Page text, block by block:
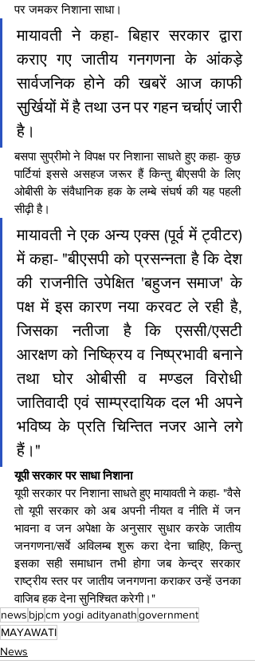
पर जमकर निशाना साधा।
मायावती ने कहा- बिहार सरकार द्वारा
कराए गए जातीय गनगणना के आंकड़े
सार्वजनिक होने की खबरें आज काफी
सुर्खियों में है तथा उन पर गहन चर्चाएं जारी
है।
बसपा सुप्रीमो ने विपक्ष पर निशाना साधते हुए कहा- कुछ
पार्टियां इससे असहज जरूर हैं किन्तु बीएसपी के लिए
ओबीसी के संवैधानिक हक के लम्बे संघर्ष की यह पहली
सीढ़ी है।
मायावती ने एक अन्य एक्स (पूर्व में ट्वीटर)
में कहा- "बीएसपी को प्रसन्नता है कि देश
की राजनीति उपेक्षित 'बहुजन समाज' के
पक्ष में इस कारण नया करवट ले रही है,
जिसका नतीजा है कि एससी/एसटी
आरक्षण को निष्क्रिय व निष्प्रभावी बनाने
तथा घोर ओबीसी व मण्डल विरोधी
जातिवादी एवं साम्प्रदायिक दल भी अपने
भविष्य के प्रति चिन्तित नजर आने लगे
हैं।"
यूपी सरकार पर साधा निशाना
यूपी सरकार पर निशाना साधते हुए मायावती ने कहा- "वैसे
तो यूपी सरकार को अब अपनी नीयत व नीति में जन
भावना व जन अपेक्षा के अनुसार सुधार करके जातीय
जनगणना/सर्वे अविलम्ब शुरू करा देना चाहिए, किन्तु
इसका सही समाधान तभी होगा जब केन्द्र सरकार
राष्ट्रीय स्तर पर जातीय जनगणना कराकर उन्हें उनका
वाजिब हक देना सुनिश्चित करेगी।"
news bjpcm yogi adityanathgovernment
MAYAWATI
News